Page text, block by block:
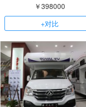
￥398000
+对比